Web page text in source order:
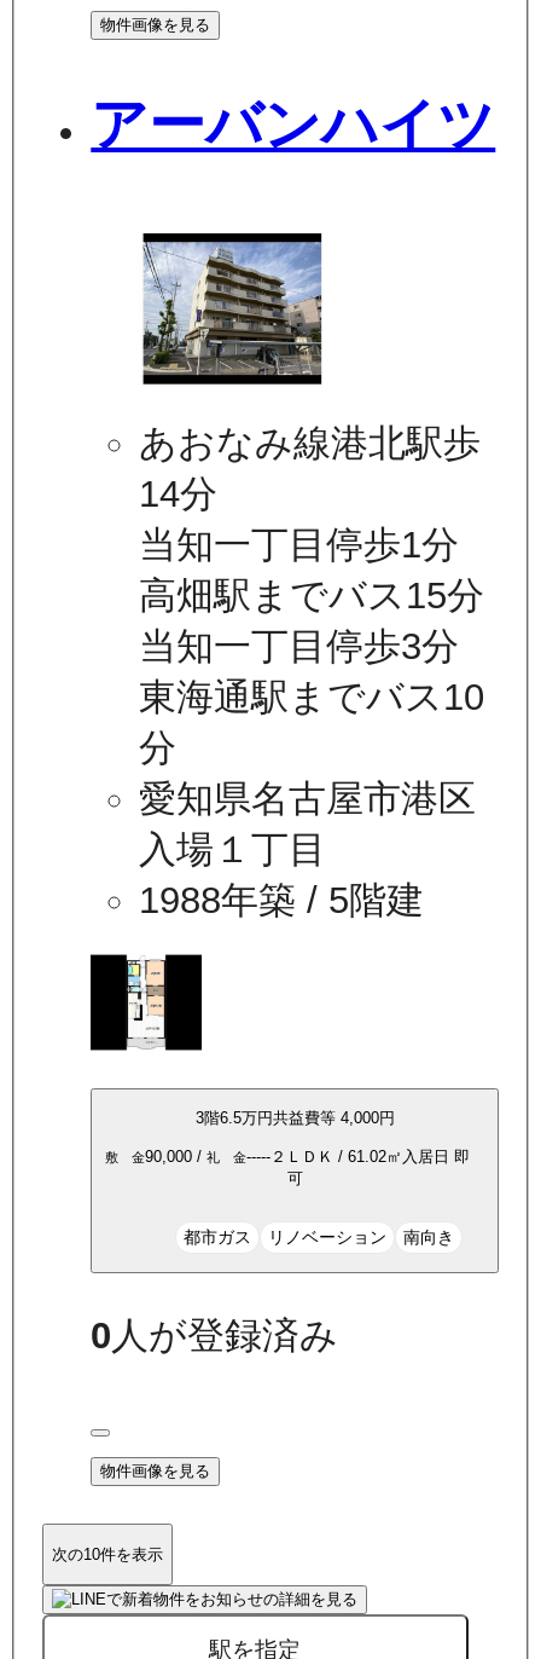
物件画像を見る
アーバンハイツ
あおなみ線港北駅歩
14分
当知一丁目停歩1分
高畑駅までバス15分
当知一丁目停歩3分
東海通駅までバス10
分
愛知県名古屋市港区
入場１丁目
1988年築 / 5階建
3階6.5万円共益費等 4,000円
敷 金90,000/ 礼 金-----２ＬＤＫ / 61.02㎡ 入居日 即
可
都市ガス リノベーション 南向き
0人が登録済み
物件画像を見る
次の10件を表示
駅を指定